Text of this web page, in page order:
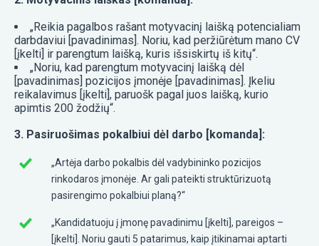
„Reikia pagalbos rašant motyvacinį laišką potencialiam
darbdaviui [pavadinimas]. Noriu, kad peržiūrėtum mano CV
[įkelti] ir parengtum laišką, kuris išsiskirtų iš kitų“.
„Noriu, kad parengtum motyvacinį laišką dėl
[pavadinimas] pozicijos įmonėje [pavadinimas]. Įkeliu
reikalavimus [įkelti], paruošk pagal juos laišką, kurio
apimtis 200 žodžių“.
3. Pasiruošimas pokalbiui dėl darbo [komanda]:
„Artėja darbo pokalbis dėl vadybininko pozicijos
rinkodaros įmonėje. Ar gali pateikti struktūrizuotą
pasirengimo pokalbiui planą?“
„Kandidatuoju į įmonę pavadinimu [įkelti], pareigos –
[įkelti]. Noriu gauti 5 patarimus, kaip įtikinamai aptarti